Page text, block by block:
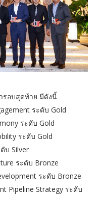
รอบสุดท้าย มีดังนี้
ระดับ Gold
ระดับ Gold
ระดับ Gold
บ Silver
ระดับ Bronze
ระดับ Bronze
Pipeline Strategy ระดับ